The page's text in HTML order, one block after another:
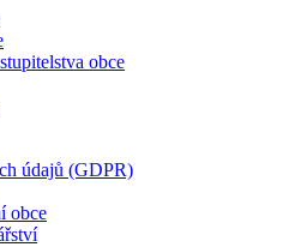
obce
údajů (GDPR)
obce